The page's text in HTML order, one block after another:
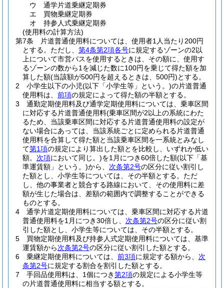
ウ
通学片道乗継定期券
エ
買物乗継定期券
オ
持参人式乗継定期券
(使用料の計算方法)
第7条
片道普通使用料については、使用者1人当たり200円
とする。 ただし、 第4条第2項各号に規定するゾーンの2以
上について市営バスを使用するときは、その額に、使用す
るゾーンの数から1を減じた数に100円を乗じて得た額を加
算した額(当該額が500円を超えるときは、500円)とする。
2
小学生以下の小児(以下「小学生等」という。)の片道普通
使用料は、 前項の規定によって得た額の半額とする。
3
通勤定期使用料及び通学定期使用料については、乗車区間
に対応する片道普通使用料(乗車区間が2以上の系統にわた
るため、当該乗車区間に対応する片道普通使用料の設定が
ない場合にあっては、当該系統ごとに定められる片道普通
使用料を合算して得た額と当該乗車区間を一系統とみなし
て第1項の規定により算出した額とを比較し、いずれか低い
額。 次項において同じ。)を1月につき60倍した額(以下「基
準運賃額」という。)から、 次条第2号の区分に従い割引し
た額とし、小学生等については、その半額とする。 ただ
し、他の事業者と競合する路線において、その使用料に差
額が生じた場合は、差額の範囲内で調整することができる
ものとする。
4
通学片道定期使用料については、乗車区間に対応する片道
普通使用料を1月につき30倍し、 次条第2号の区分に従い割
引した額とし、小学生等については、その半額とする。
5
買物定期使用料及び持参人式定期使用料については、基準
運賃額から次条第2号の区分に従い割引した額とする。
6
乗継定期使用料については、 前3項に規定する額から、 次
条第2号に規定する割合を割引した額とする。
7
手回品使用料は、1個につき第2項の規定による小学生等
の片道普通使用料に相当する額とする。